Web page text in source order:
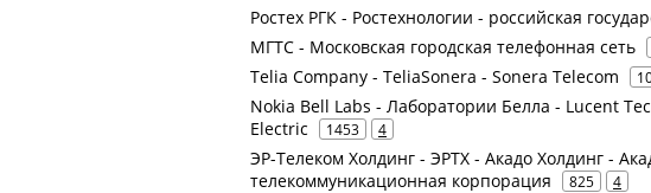
Ростех РГК - Ростехнологии - российская
МГТС - Московская городская телефонная сеть
Telia Company - TeliaSonera - Sonera Telecom
Nokia Bell Labs - Лаборатории Белла - Lucent
Electric
1453 4
ЭР-Телеком Холдинг - ЭРТХ - Акадо Холдинг -
телекоммуникационная корпорация
825 4